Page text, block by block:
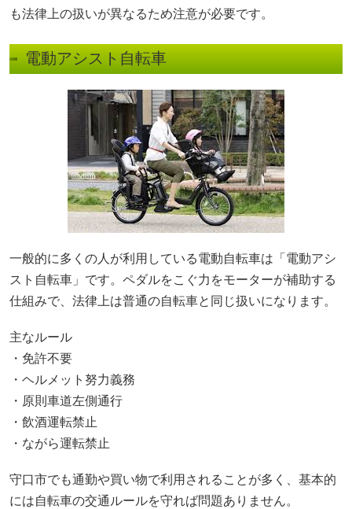
も法律上の扱いが異なるため注意が必要です。
電動アシスト自転車
一般的に多くの人が利用している電動自転車は「電動アシ
スト自転車」です。ペダルをこぐ力をモーターが補助する
仕組みで、法律上は普通の自転車と同じ扱いになります。
主なルール
・免許不要
・ヘルメット努力義務
・原則車道左側通行
・飲酒運転禁止
・ながら運転禁止
守口市でも通勤や買い物で利用されることが多く、基本的
には自転車の交通ルールを守れば問題ありません。